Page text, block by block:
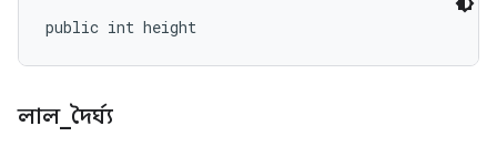
public int height
লাল_দৈর্ঘ্য